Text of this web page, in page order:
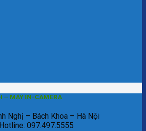
– MÁY IN-CAMERA
Nghị – Bách Khoa – Hà Nội
097.497.5555